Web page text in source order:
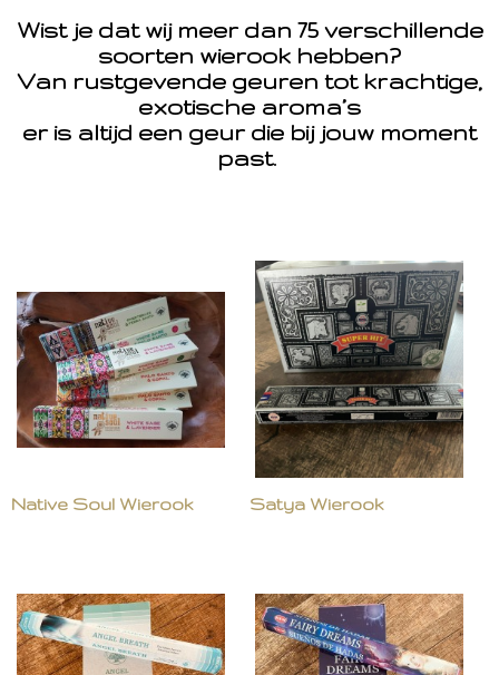
Wist je dat wij meer dan 75 verschillende
soorten wierook hebben?
Van rustgevende geuren tot krachtige,
exotische aroma’s
er is altijd een geur die bij jouw moment
past.
Native Soul Wierook Satya Wierook